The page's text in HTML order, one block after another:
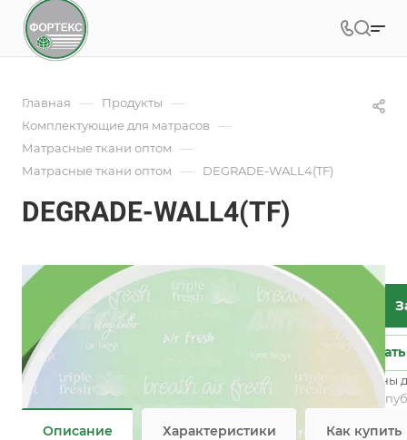
Главная — Продукты —
Комплектующие для матрасов —
Матрасные ткани оптом —
Матрасные ткани оптом — DEGRADE-WALL4(TF)
DEGRADE-WALL4(TF)
Под заказ Арт. DEGRADE-WALL4(TF)
Характеристики
Категория —
Инновационная ткань
Состав
79.3%PES/20.7%VIS
Добавки
Все характеристики
Возможны
Не является
Описание Характеристики Как купить